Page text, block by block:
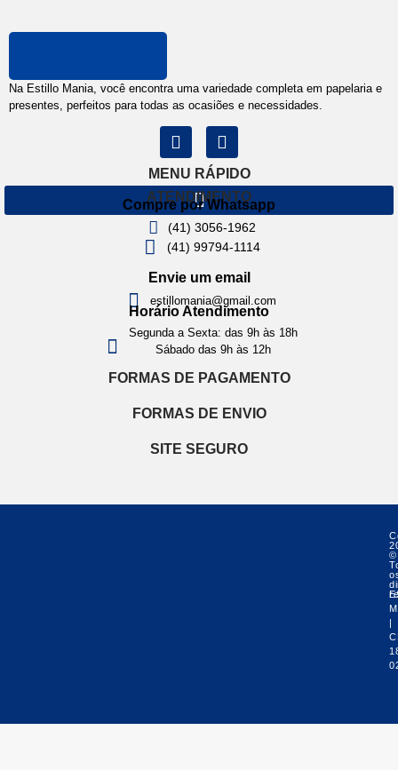
Na Estillo Mania, você encontra uma variedade completa em papelaria e
presentes, perfeitos para todas as ocasiões e necessidades.
MENU RÁPIDO
ATENDIMENTO
Compre por Whatsapp
(41) 3056-1962
(41) 99794-1114
Envie um email
estillomania@gmail.com
Horário Atendimento
Segunda a Sexta: das 9h às 18h
Sábado das 9h às 12h
FORMAS DE PAGAMENTO
FORMAS DE ENVIO
SITE SEGURO
©
|